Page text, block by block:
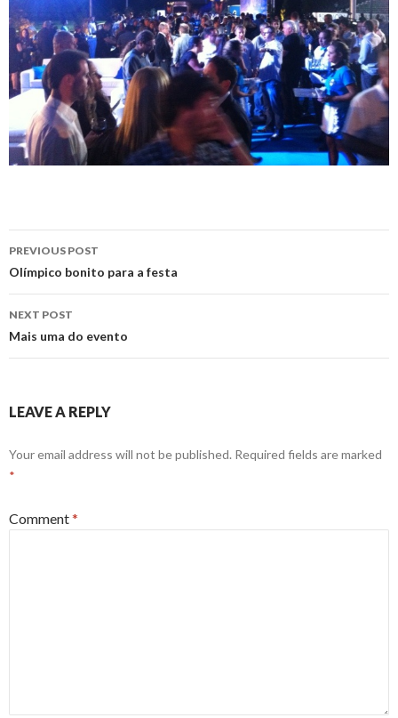
Post
navigation
PREVIOUS POST
Olímpico bonito para a festa
NEXT POST
Mais uma do evento
LEAVE A REPLY
Your email address will not be published. Required fields are marked
*
Comment*